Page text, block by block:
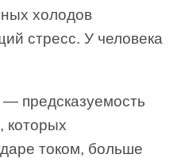
холодов
стресс. У человека
предсказуемость
которых
током, больше